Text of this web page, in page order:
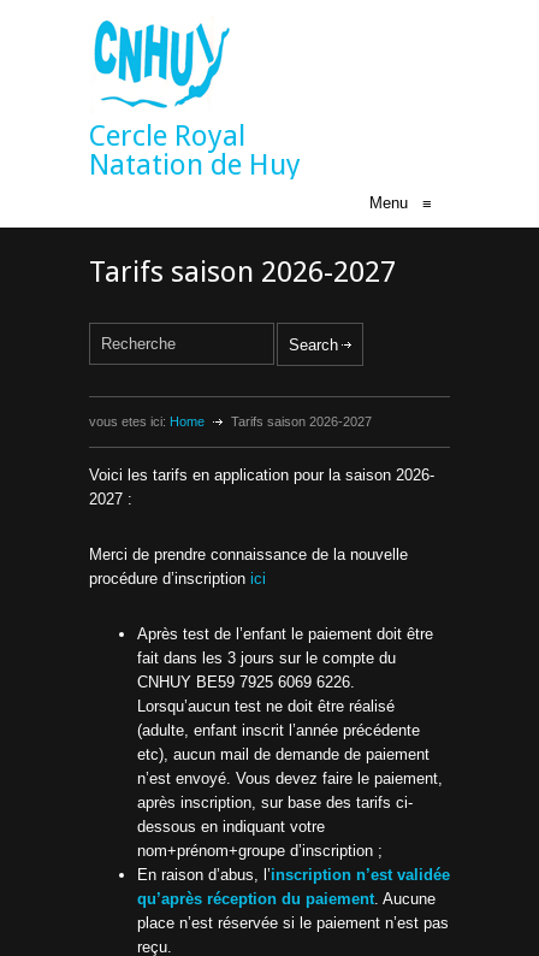
Cercle Royal
Natation de Huy
Menu ≡
Tarifs saison 2026-2027
vous etes ici: Home Tarifs saison 2026-2027
Voici les tarifs en application pour la saison 2026-
2027 :
Merci de prendre connaissance de la nouvelle
procédure d’inscription ici
Après test de l’enfant le paiement doit être
fait dans les 3 jours sur le compte du
CNHUY BE59 7925 6069 6226.
Lorsqu’aucun test ne doit être réalisé
(adulte, enfant inscrit l’année précédente
etc), aucun mail de demande de paiement
n’est envoyé. Vous devez faire le paiement,
après inscription, sur base des tarifs ci-
dessous en indiquant votre
nom+prénom+groupe d’inscription ;
En raison d’abus, l’inscription n’est validée
qu’après réception du paiement. Aucune
place n’est réservée si le paiement n’est pas
reçu.